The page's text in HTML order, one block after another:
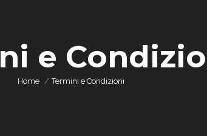
eTu sei qui:
Home Termini e Condizioni